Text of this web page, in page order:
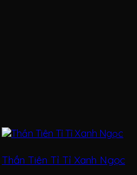
Thần Tiên Tỉ Tỉ Xanh Ngọc